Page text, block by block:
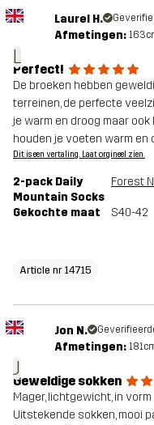
L
Laurel H.
Afmetingen:
Perfect!
De broeken hebben
terreinen, de perfecte
je warm en droog maar
houden je voeten warm en
Dit is een vertaling. Laat orgineel zien.
2-pack Daily
Mountain Socks
Gekochte maat S40-42
Article nr 14715
J
Jon N.
Afmetingen:
Geweldige sokken
Mager, lichtgewicht, in
Uitstekende sokken, mooi